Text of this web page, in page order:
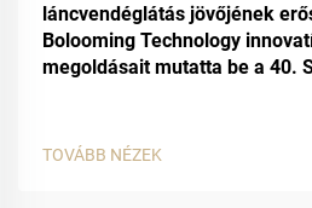
láncvendéglátás jövőjének
Bolooming Technology
megoldásait mutatta be a 40.
TOVÁBB NÉZEK